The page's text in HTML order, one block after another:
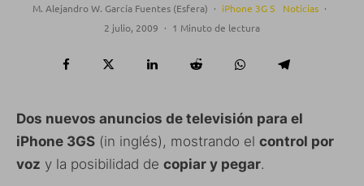
M. Alejandro W. García Fuentes (Esfera) · iPhone 3G S Noticias ·
2 julio, 2009 · 1 Minuto de lectura
Dos nuevos anuncios de televisión para el
iPhone 3GS (in inglés), mostrando el control por
voz y la posibilidad de copiar y pegar.